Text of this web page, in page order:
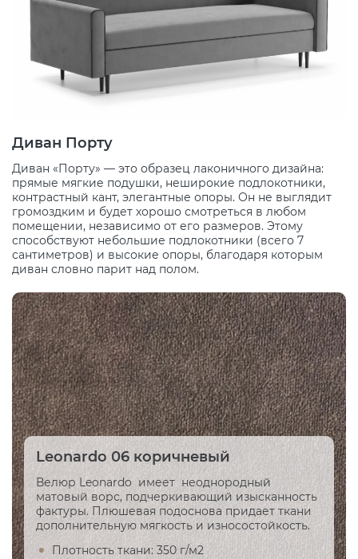
Диван Порту
Диван «Порту» — это образец лаконичного дизайна:
прямые мягкие подушки, неширокие подлокотники,
контрастный кант, элегантные опоры. Он не выглядит
громоздким и будет хорошо смотреться в любом
помещении, независимо от его размеров. Этому
способствуют небольшие подлокотники (всего 7
сантиметров) и высокие опоры, благодаря которым
диван словно парит над полом.
Leonardo 06 коричневый
Велюр Leonardo имеет неоднородный
матовый ворс, подчеркивающий изысканность
фактуры. Плюшевая подоснова придает ткани
дополнительную мягкость и износостойкость.
Плотность ткани: 350 г/м2